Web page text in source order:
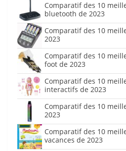
Comparatif des 10
bluetooth de 2023
Comparatif des 10
2023
Comparatif des 10
foot de 2023
Comparatif des 10
interactifs de 2023
Comparatif des 10
2023
Comparatif des 10
vacances de 2023